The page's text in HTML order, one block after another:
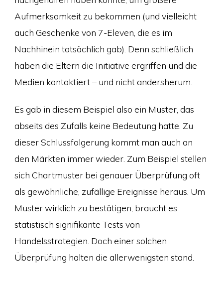
Aufmerksamkeit zu bekommen (und vielleicht
auch Geschenke von 7-Eleven, die es im
Nachhinein tatsächlich gab). Denn schließlich
haben die Eltern die Initiative ergriffen und die
Medien kontaktiert – und nicht andersherum.
Es gab in diesem Beispiel also ein Muster, das
abseits des Zufalls keine Bedeutung hatte. Zu
dieser Schlussfolgerung kommt man auch an
den Märkten immer wieder. Zum Beispiel stellen
sich Chartmuster bei genauer Überprüfung oft
als gewöhnliche, zufällige Ereignisse heraus. Um
Muster wirklich zu bestätigen, braucht es
statistisch signifikante Tests von
Handelsstrategien. Doch einer solchen
Überprüfung halten die allerwenigsten stand.